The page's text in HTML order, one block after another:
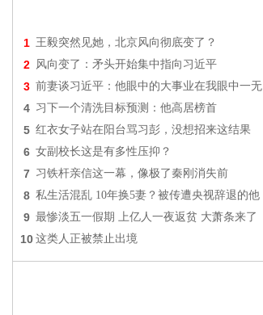
1 王毅突然见她，北京风向彻底变了？
2 风向变了：矛头开始集中指向习近平
3 前妻谈习近平：他眼中的大事业在我眼中一无
4 习下一个清洗目标预测：他高居榜首
5 红衣女子站在阳台骂习彭，没想招来这结果
6 女副校长这是有多性压抑？
7 习铁杆亲信这一幕，像极了秦刚消失前
8 私生活混乱 10年换5妻？被传遭央视辞退的他
9 最惨淡五一假期 上亿人一夜返贫 大萧条来了
10 这类人正被禁止出境